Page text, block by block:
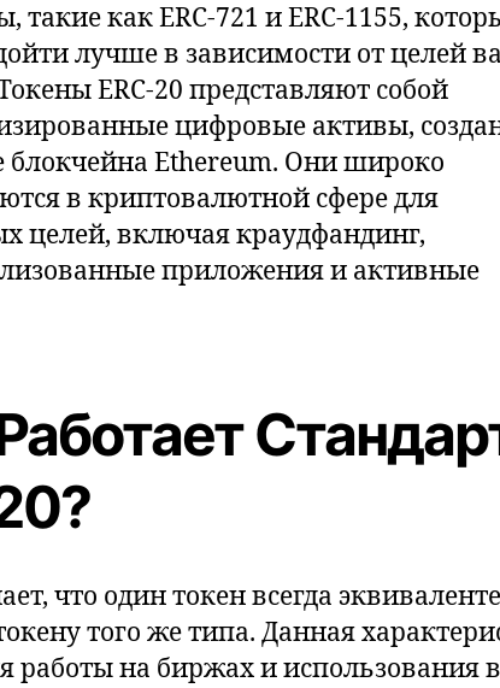
такие как ERC-721 и ERC-1155,
лучше в зависимости от целей
ERC-20 представляют собой
цифровые активы,
блокчейна Ethereum. Они широко
в криптовалютной сфере для
целей, включая краудфандинг,
приложения и активные
что один токен всегда
того же типа. Данная
работы на биржах и использования в